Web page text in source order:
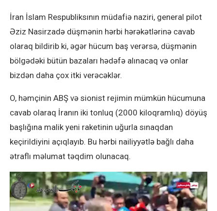
İran İslam Respubliksının müdafiə naziri, general pilot
Əziz Nasirzadə düşmənin hərbi hərəkətlərinə cavab
olaraq bildirib ki, əgər hücum baş verərsə, düşmənin
bölgədəki bütün bazaları hədəfə alınacaq və onlar
bizdən daha çox itki verəcəklər.
O, həmçinin ABŞ və sionist rejimin mümkün hücumuna
cavab olaraq İranın iki tonluq (2000 kiloqramlıq) döyüş
başlığına malik yeni raketinin uğurla sınaqdan
keçirildiyini açıqlayıb. Bu hərbi nailiyyətlə bağlı daha
ətraflı məlumat təqdim olunacaq.